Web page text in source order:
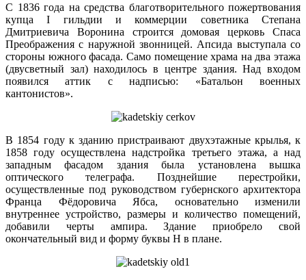
С 1836 года на средства благотворительного пожертвования
купца I гильдии и коммерции советника Степана
Дмитриевича Воронина строится домовая церковь Спаса
Преображения с наружной звонницей. Апсида выступала со
стороны южного фасада. Само помещение храма на два этажа
(двусветный зал) находилось в центре здания. Над входом
появился аттик с надписью: «Батальон военных
кантонистов».
В 1854 году к зданию пристраивают двухэтажные крылья, к
1858 году осуществлена надстройка третьего этажа, а над
западным фасадом здания была установлена вышка
оптического телеграфа. Позднейшие перестройки,
осуществленные под руководством губернского архитектора
Франца Фёдоровича Ябса, основательно изменили
внутреннее устройство, размеры и количество помещений,
добавили черты ампира. Здание приобрело свой
окончательный вид и форму буквы Н в плане.